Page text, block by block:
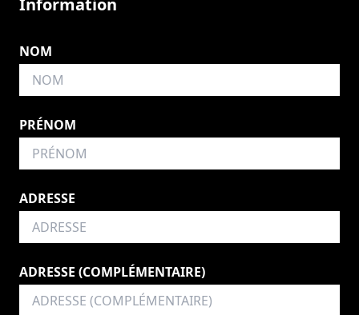
Information
NOM
PRÉNOM
ADRESSE
ADRESSE (COMPLÉMENTAIRE)